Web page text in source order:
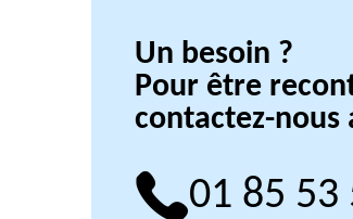
Un besoin ?
Pour être
contactez-nous
01 85 53